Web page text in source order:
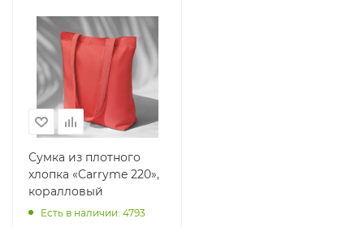
Сумка из плотного
хлопка «Carryme 220»,
коралловый
Есть в наличии: 4793